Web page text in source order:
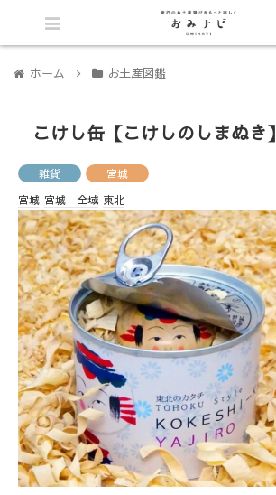
ホーム お土産図鑑
こけし缶【こけしのしまぬき】
雑貨
宮城
宮城 宮城 全域 東北
シェア